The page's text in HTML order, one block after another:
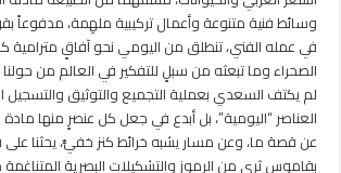
وسائط فنية متنوعة وأعمال تركيبية ملهِمة، مدفوعاً
في عمله الفني، تنطلق من اليومي نحو آفاقٍ مترامية
الصحراء وما تبعثه من سبلٍ للتفكير في العالم من حولنا
لم يكتف السعدي بعملية التجميع والتوثيق
العناصر “اليومية”، بل أبدع في جعل كل عنصرٍ منها
عن قصة ما، وعن مسار يشبه خرائط كنز خفيٍّ، يحثنا
بقاموس ثري من الرموز والتشكيلات البصرية المتناغمة